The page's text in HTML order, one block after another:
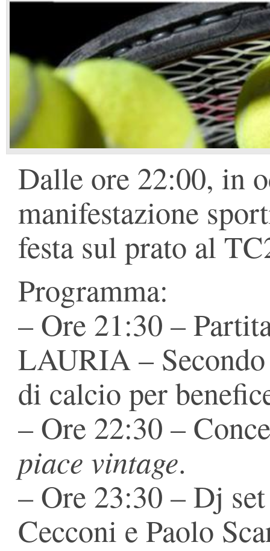
Dalle ore 22:00, in
manifestazione
festa sul prato al
Programma:
– Ore 21:30 –
LAURIA –
di calcio per
– Ore 22:30 –
piace vintage.
– Ore 23:30 – Dj
Cecconi e Paolo